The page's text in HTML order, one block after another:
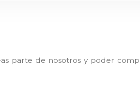
parte de nosotros y poder